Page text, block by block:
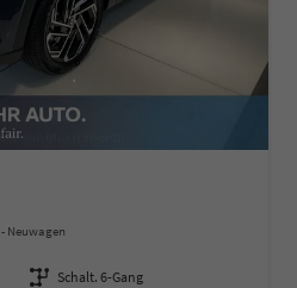
Neuwagen
Getriebe Schalt. 6-Gang